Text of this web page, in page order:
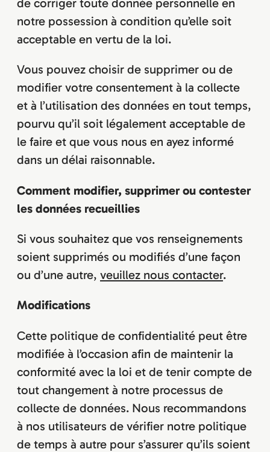
de corriger toute donnée personnelle en
notre possession à condition qu’elle soit
acceptable en vertu de la loi.
Vous pouvez choisir de supprimer ou de
modifier votre consentement à la collecte
et à l’utilisation des données en tout temps,
pourvu qu’il soit légalement acceptable de
le faire et que vous nous en ayez informé
dans un délai raisonnable.
Comment modifier, supprimer ou contester
les données recueillies
Si vous souhaitez que vos renseignements
soient supprimés ou modifiés d’une façon
ou d’une autre, veuillez nous contacter.
Modifications
Cette politique de confidentialité peut être
modifiée à l’occasion afin de maintenir la
conformité avec la loi et de tenir compte de
tout changement à notre processus de
collecte de données. Nous recommandons
à nos utilisateurs de vérifier notre politique
de temps à autre pour s’assurer qu’ils soient